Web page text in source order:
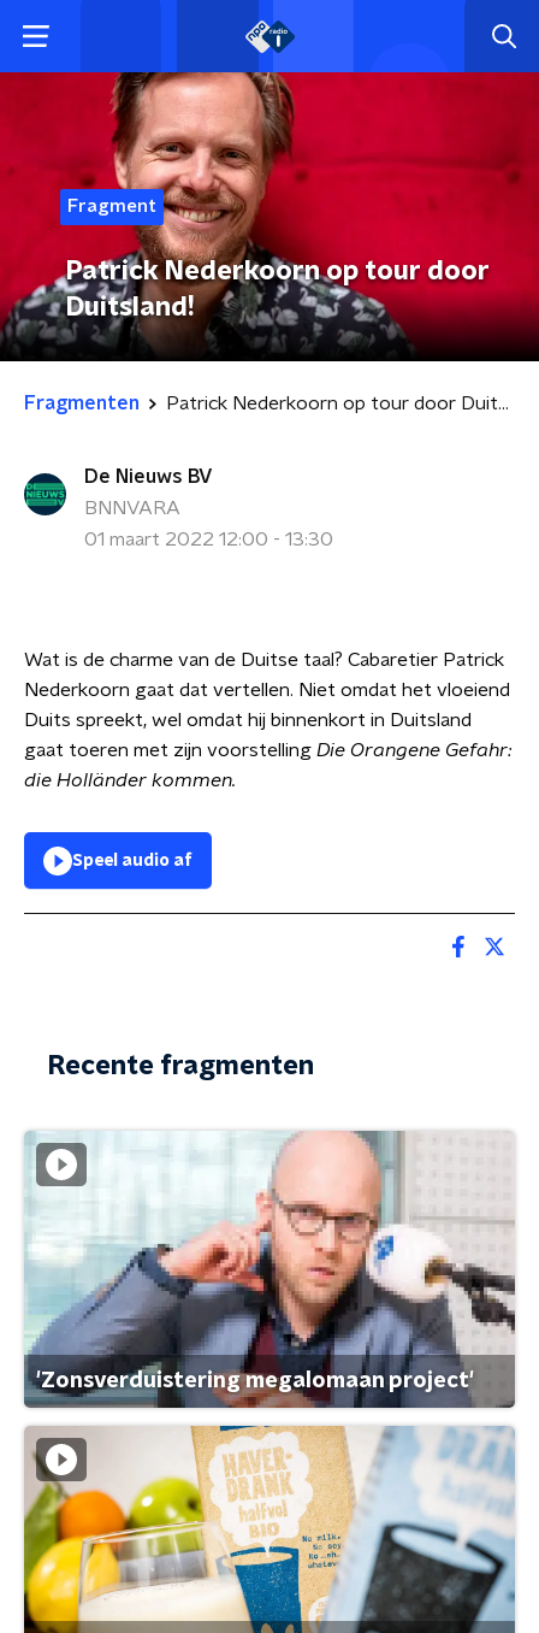
Fragment
Patrick Nederkoorn op tour door
Duitsland!
Fragmenten Patrick Nederkoorn op tour door Duitsland!
De Nieuws BV
BNNVARA
01 maart 2022 12:00 - 13:30
Wat is de charme van de Duitse taal? Cabaretier Patrick
Nederkoorn gaat dat vertellen. Niet omdat het vloeiend
Duits spreekt, wel omdat hij binnenkort in Duitsland
gaat toeren met zijn voorstelling Die Orangene Gefahr:
die Holländer kommen.
Speel audio af
Recente fragmenten
'Zonsverduistering megalomaan project'